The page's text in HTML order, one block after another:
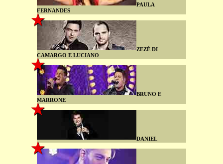
PAULA
FERNANDES
ZEZÉ DI
CAMARGO E LUCIANO
BRUNO E
MARRONE
DANIEL